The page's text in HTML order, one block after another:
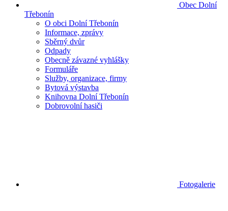
Obec Dolní
Třebonín
O obci Dolní Třebonín
Informace, zprávy
Sběrný dvůr
Odpady
Obecně závazné vyhlášky
Formuláře
Služby, organizace, firmy
Bytová výstavba
Knihovna Dolní Třebonín
Dobrovolní hasiči
Fotogalerie